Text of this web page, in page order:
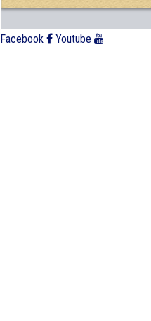
Facebook Youtube